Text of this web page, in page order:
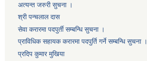
अत्यन्त जरुरी सुचना ।
श्री पन्चलाल दास
सेवा करारमा पदपुर्ती सम्बन्धि सुचना ।
प्राविधिक सहायक करारमा पदपुर्ति गर्ने सम्बन्धि सुचना ।
प्रदिप कुमार मुखिया